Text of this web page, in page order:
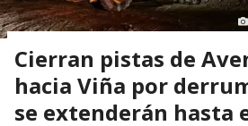
Cierran pistas de
hacia Viña por
se extenderán hasta